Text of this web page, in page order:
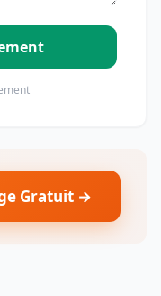
Gratuit →